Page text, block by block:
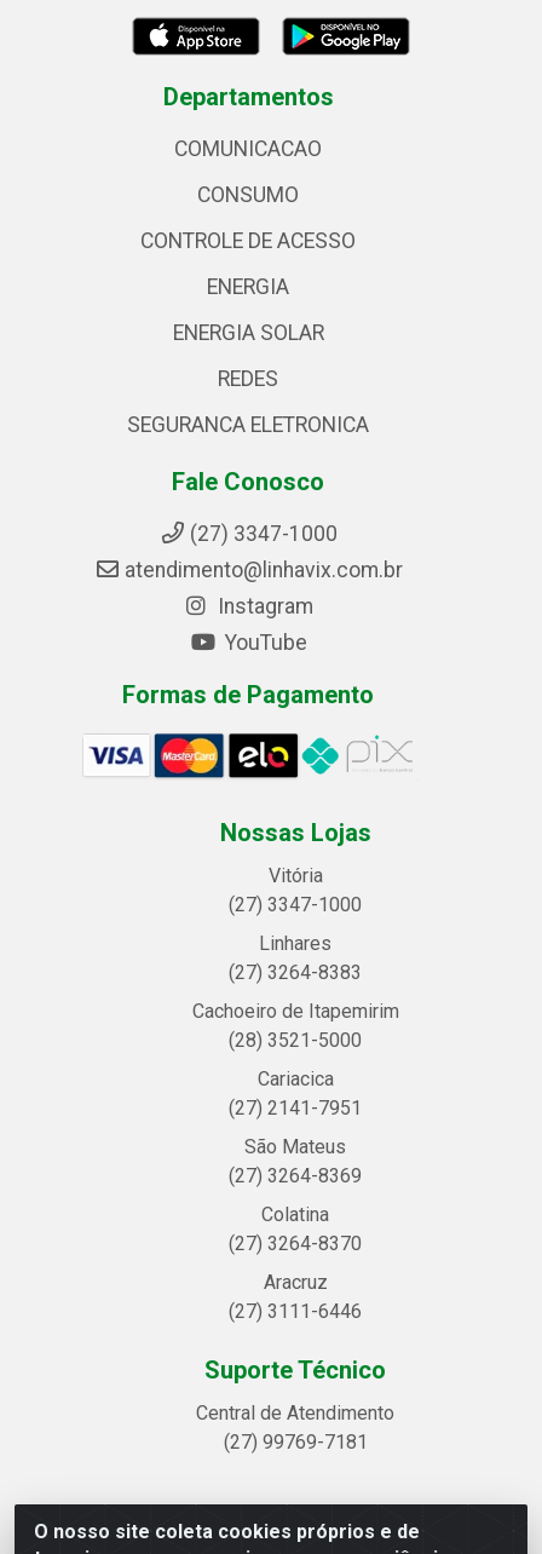
O nosso site coleta cookies próprios e de
Departamentos
COMUNICACAO
CONSUMO
CONTROLE DE ACESSO
ENERGIA
ENERGIA SOLAR
REDES
SEGURANCA ELETRONICA
Fale Conosco
(27) 3347-1000
atendimento@linhavix.com.br
Instagram
YouTube
Formas de Pagamento
Nossas Lojas
Vitória
(27) 3347-1000
Linhares
(27) 3264-8383
Cachoeiro de Itapemirim
(28) 3521-5000
Cariacica
(27) 2141-7951
São Mateus
(27) 3264-8369
Colatina
(27) 3264-8370
Aracruz
(27) 3111-6446
Suporte Técnico
Central de Atendimento
(27) 99769-7181
Linhavix Distribuidora LTDA - Avenida Alegre, 2521 -